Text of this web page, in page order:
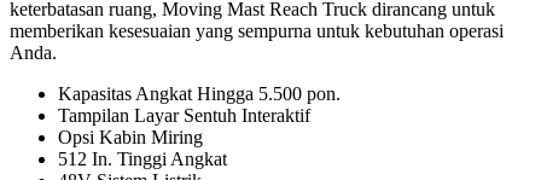
keterbatasan ruang, Moving Mast Reach Truck dirancang untuk
memberikan kesesuaian yang sempurna untuk kebutuhan operasi
Anda.
Kapasitas Angkat Hingga 5.500 pon.
Tampilan Layar Sentuh Interaktif
Opsi Kabin Miring
512 In. Tinggi Angkat